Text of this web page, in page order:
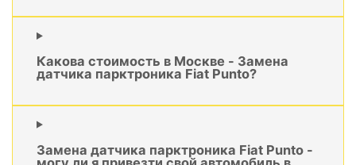
Какова стоимость в Москве - Замена
датчика парктроника Fiat Punto?
Замена датчика парктроника Fiat Punto -